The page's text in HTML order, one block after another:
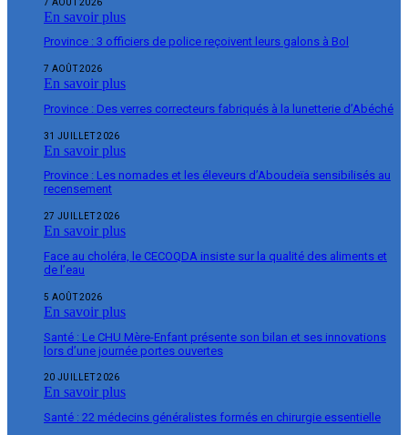
En savoir plus
Province : 3 officiers de police reçoivent leurs galons à Bol
7 AOÛT 2026
En savoir plus
Province : Des verres correcteurs fabriqués à la lunetterie d’Abéché
31 JUILLET 2026
En savoir plus
Province : Les nomades et les éleveurs d’Aboudeïa sensibilisés au
recensement
27 JUILLET 2026
En savoir plus
Face au choléra, le CECOQDA insiste sur la qualité des aliments et
de l’eau
5 AOÛT 2026
En savoir plus
Santé : Le CHU Mère-Enfant présente son bilan et ses innovations
lors d’une journée portes ouvertes
20 JUILLET 2026
En savoir plus
Santé : 22 médecins généralistes formés en chirurgie essentielle